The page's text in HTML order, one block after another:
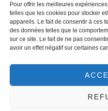
Pour offrir les meilleures
telles que les cookies pour stocker
appareils. Le fait de consentir à ces
des données telles que le
sur ce site. Le fait de ne pas
avoir un effet négatif sur certaines
Schönheitschirurgie
Sie bei einer
2.500 und 4.000 Euro
Tunesien oft unter 3.000
über 6.000 Euro liegen
Fettabsaugung beginnen
Wichtig ist, dass die Preise
variieren. Med Assistance
Schönheitschirurgie